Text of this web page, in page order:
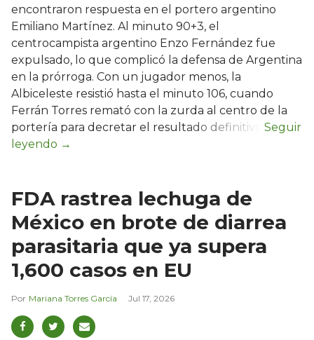
encontraron respuesta en el portero argentino
Emiliano Martínez. Al minuto 90+3, el
centrocampista argentino Enzo Fernández fue
expulsado, lo que complicó la defensa de Argentina
en la prórroga. Con un jugador menos, la
Albiceleste resistió hasta el minuto 106, cuando
Ferrán Torres remató con la zurda al centro de la
portería para decretar el resultado definitivo.
FDA rastrea lechuga de
México en brote de diarrea
parasitaria que ya supera
1,600 casos en EU
Mariana Torres García Jul 17, 2026